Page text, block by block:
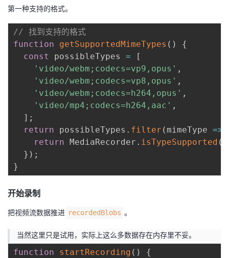
第一种支持的格式。
// 找到支持的格式
function
getSupportedMimeTypes ( )
{
const
possibleTypes =
[
'video/webm;codecs=vp9,opus' ,
'video/webm;codecs=vp8,opus' ,
'video/webm;codecs=h264,opus' ,
'video/mp4;codecs=h264,aac' ,
] ;
return possibleTypes . filter ( mimeType =>
return MediaRecorder . isTypeSupported (
} ) ;
}
开始录制
把视频流数据推进 recordedBlobs 。
当然这里只是试用，实际上这么多数据存在内存里不妥。
function startRecording ( )
{